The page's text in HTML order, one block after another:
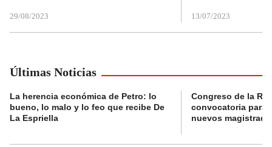
29/08/2023 13/07/2023
Últimas Noticias
La herencia económica de Petro: lo
bueno, lo malo y lo feo que recibe De
La Espriella
Congreso de la
convocatoria para
nuevos